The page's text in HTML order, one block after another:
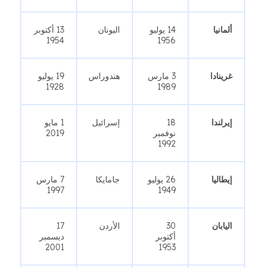
ألمانيا
14 يوليو
1956
اليونان
13 أكتوبر
1954
غرينادا
3 مارس
1989
هندوراس
19 يوليو
1928
إيرلندا
18
نوفمبر
1992
إسرائيل
1 مايو
2019
إيطاليا
26 يوليو
1949
جامايكا
7 مارس
1997
اليابان
30
أكتوبر
1953
الأردن
17
ديسمبر
2001